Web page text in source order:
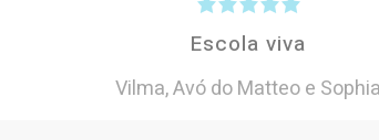
Escola viva
Vilma,Avó do Matteo e Sophia